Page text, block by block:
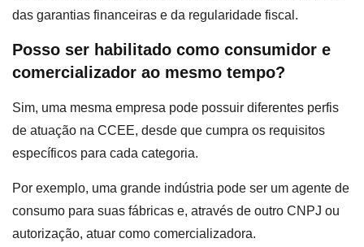
das garantias financeiras e da regularidade fiscal.
Posso ser habilitado como consumidor e
comercializador ao mesmo tempo?
Sim, uma mesma empresa pode possuir diferentes perfis
de atuação na CCEE, desde que cumpra os requisitos
específicos para cada categoria.
Por exemplo, uma grande indústria pode ser um agente de
consumo para suas fábricas e, através de outro CNPJ ou
autorização, atuar como comercializadora.